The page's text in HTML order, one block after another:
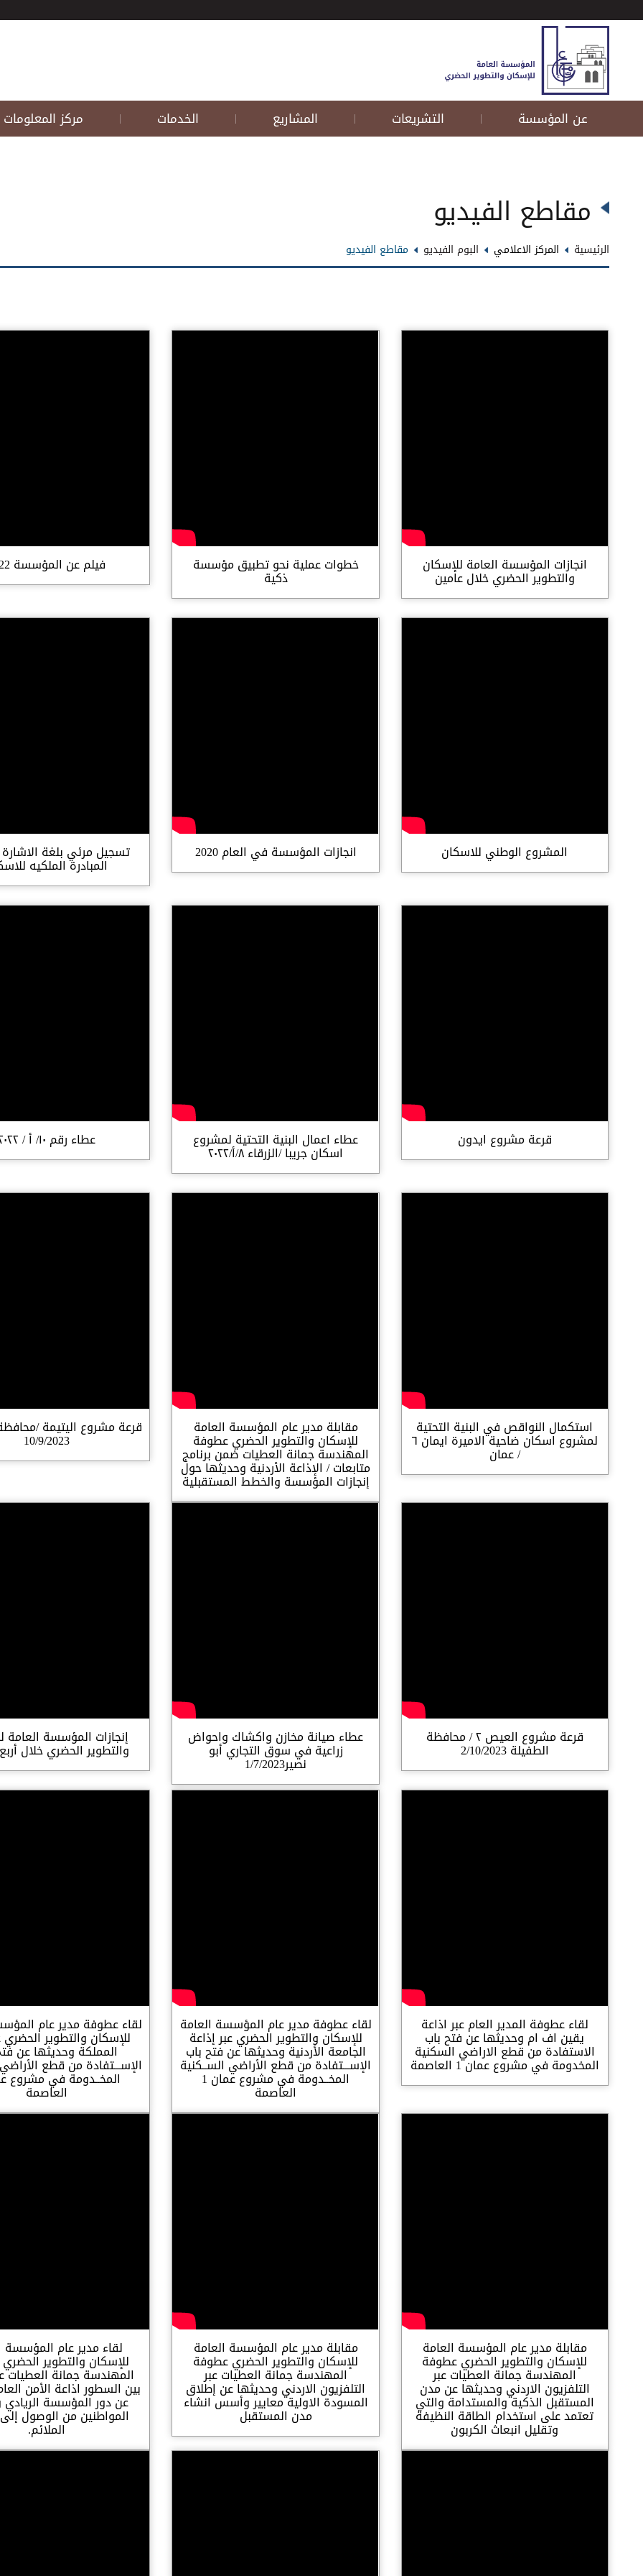
عن المؤسسة | التشريعات | المشاريع | الخدمات | مركز المعلومات
مقاطع الفيديو
الرئيسية المركز الاعلامي البوم الفيديو مقاطع الفيديو
انجازات المؤسسة العامة للإسكان
والتطوير الحضري خلال عامين
خطوات عملية نحو تطبيق مؤسسة
ذكية
فيلم عن المؤسسة 2022
المشروع الوطني للاسكان انجازات المؤسسة في العام 2020 تسجيل مرئي بلغة
المبادرة الملكيه
قرعة مشروع ايدون عطاء اعمال البنية التحتية لمشروع
اسكان جريبا /الزرقاء ٨/أ/٢٠٢٢
عطاء رقم ١٠/ أ / ٢٠٢٢
استكمال النواقص في البنية التحتية
لمشروع اسكان ضاحية الاميرة ايمان ٦
/ عمان
مقابلة مدير عام المؤسسة العامة
للإسكان والتطوير الحضري عطوفة
المهندسة جمانة العطيات ضمن برنامج
متابعات / الإذاعة الأردنية وحديثها حول
إنجازات المؤسسة والخطط المستقبلية
قرعة مشروع اليتيمة /
10/9/2023
قرعة مشروع العيص ٢ / محافظة
الطفيلة 2/10/2023
عطاء صيانة مخازن واكشاك واحواض
زراعية في سوق التجاري أبو
نصير1/7/2023
إنجازات المؤسسة العامة
والتطوير الحضري خلال
لقاء عطوفة المدير العام عبر اذاعة
يقين اف ام وحديثها عن فتح باب
الاستفادة من قطع الاراضي السكنية
المخدومة في مشروع عمان 1 العاصمة
لقاء عطوفة مدير عام المؤسسة العامة
للإسكان والتطوير الحضري عبر إذاعة
الجامعة الأردنية وحديثها عن فتح باب
الإســـتفادة من قطع الأراضي الســكنية
المخــدومة في مشروع عمان 1
العاصمة
لقاء عطوفة مدير عام
للإسكان والتطوير الحضري
المملكة وحديثها عن
الإســـتفادة من قطع
العاصمة
مقابلة مدير عام المؤسسة العامة
للإسكان والتطوير الحضري عطوفة
المهندسة جمانة العطيات عبر
التلفزيون الاردني وحديثها عن مدن
المستقبل الذكية والمستدامة والتي
تعتمد على استخدام الطاقة النظيفة
وتقليل انبعاث الكربون
مقابلة مدير عام المؤسسة العامة
للإسكان والتطوير الحضري عطوفة
المهندسة جمانة العطيات عبر
التلفزيون الاردني وحديثها عن إطلاق
المسودة الاولية معايير وأسس انشاء
مدن المستقبل
لقاء مدير عام المؤسسة
للإسكان والتطوير
المهندسة جمانة العطيات
بين السطور اذاعة الأمن
عن دور المؤسسة
المواطنين من الوصول
الملائم.